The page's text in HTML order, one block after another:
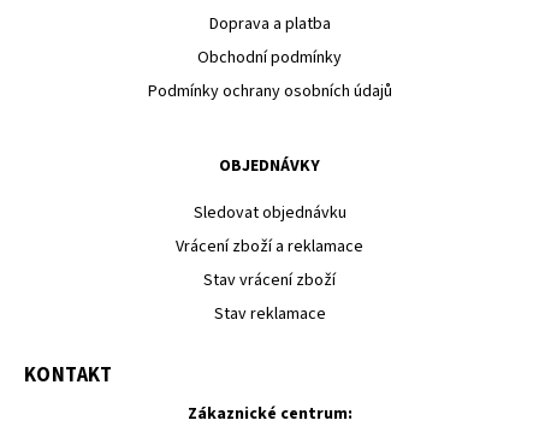
Doprava a platba
Obchodní podmínky
Podmínky ochrany osobních údajů
OBJEDNÁVKY
Sledovat objednávku
Vrácení zboží a reklamace
Stav vrácení zboží
Stav reklamace
KONTAKT
Zákaznické centrum: